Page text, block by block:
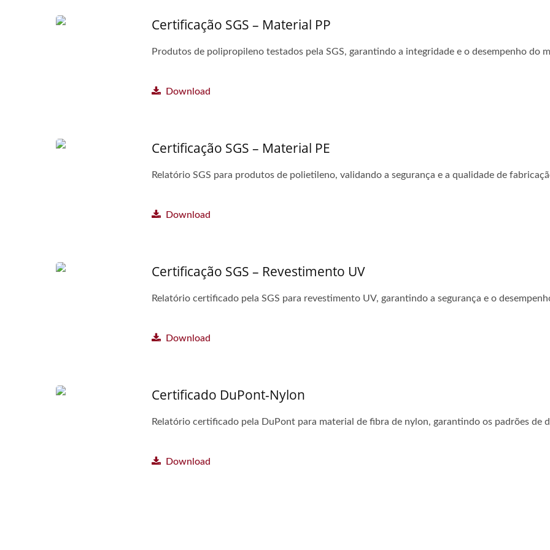
Certificação SGS – Material PP
Produtos de polipropileno testados pela SGS, garantindo a integridade e o desempenho do
Download
Certificação SGS – Material PE
Relatório SGS para produtos de polietileno, validando a segurança e a qualidade de
Download
Certificação SGS – Revestimento UV
Relatório certificado pela SGS para revestimento UV, garantindo a segurança e o
Download
Certificado DuPont-Nylon
Relatório certificado pela DuPont para material de fibra de nylon, garantindo os padrões de
Download